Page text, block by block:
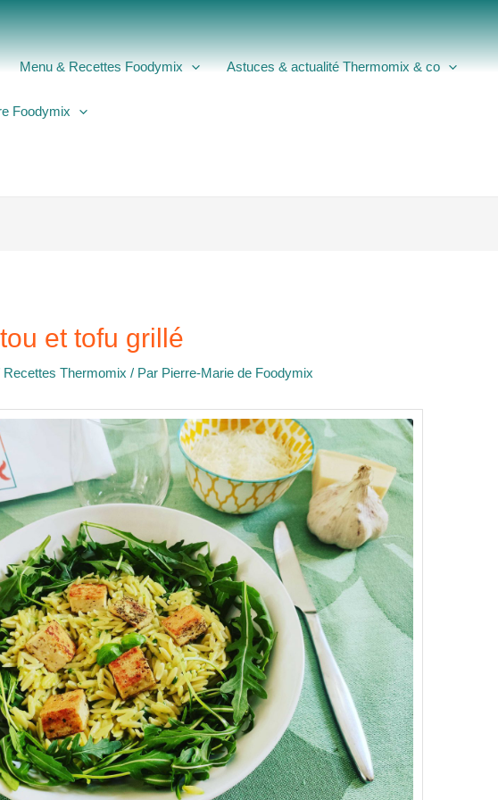
Menu & Recettes Foodymix Astuces & actualité Thermomix & co
Foodymix
et tofu grillé
Recettes Thermomix / Par Pierre-Marie de Foodymix